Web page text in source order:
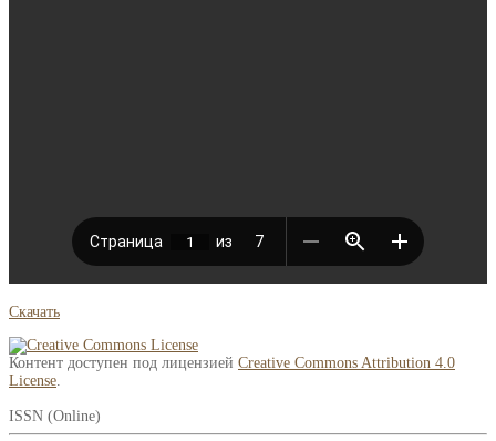
Скачать
Контент доступен под лицензией Creative Commons Attribution 4.0
License
ISSN (Online)